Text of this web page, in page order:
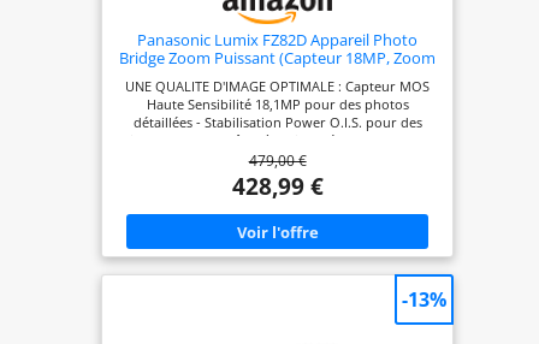
Panasonic Lumix FZ82D Appareil Photo
Bridge Zoom Puissant (Capteur 18MP, Zoom
Viseur OLED, Ecran Tactile, Vidéo 4K,
Stabilisation) Noir
UNE QUALITE D'IMAGE OPTIMALE : Capteur MOS
Haute Sensibilité 18,1MP pour des photos
détaillées - Stabilisation Power O.I.S. pour des
images nettes, même à main levée UN OBJECTIF
ULTRA POLYVALENT : Zoom Lumix ultra puissant
60x avec grand angle 20mm (20-1200mm) pour
aller au plus près du sujet - Ouverture F2.8 - 5.9
pour des photos lumineuses DES FONCTIONS
EXPERTES : Vidéo 4K 30p/Vidéo Full HD 60p -
Photo 4K pour réaliser une rafale de 30 i/s et
mise au point plus tard UNE RAPIDITE ULTIME :
Rafale 6 i/s (AFC) et 10 i/s (AFS) - Autofocus ultra
479,00 €
428,99 €
-13%